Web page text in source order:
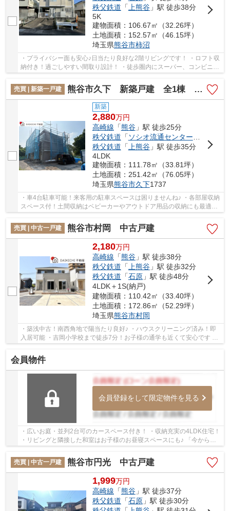
秩父鉄道 「 上熊谷」駅 徒歩38分
5K
建物面積：106.67㎡（32.26坪）
土地面積：152.57㎡（46.15坪）
埼玉県熊谷市柿沼
・プライバシー面も安心♪日当たり良好な2階リビングです！ ・ロフト収
納付き！過ごしやすい間取り設計！ ・徒歩圏内にスーパー、コンビニ、
ホームセンターが揃った便利な環境！ いつ...
売買 | 新築一戸建
熊谷市久下 新築戸建 全1棟 1号棟
新築
2,880万円
高崎線 「熊谷」駅 徒歩25分
秩父鉄道 「ソシオ流通センター
秩父鉄道 「 上熊谷」駅 徒歩35分
4LDK
建物面積：111.78㎡（33.81坪）
土地面積：251.42㎡（76.05坪）
埼玉県熊谷市久下1737
・車4台駐車可能！来客用の駐車スペースは困りませんね♪ ・各部屋収納
スペース付！土間収納はベビーカーやアウトドア用品の収納にも最適！
・広々したバルコニー効率よくお洗濯♪ 「今...
売買 | 中古一戸建
熊谷市村岡 中古戸建
2,180万円
高崎線 「熊谷」駅 徒歩38分
秩父鉄道 「上熊谷」駅 徒歩32分
秩父鉄道 「石原」駅 徒歩48分
4LDK＋1S(納戸)
建物面積：110.42㎡（33.40坪）
土地面積：172.86㎡（52.29坪）
埼玉県熊谷市村岡
・築浅中古！南西角地で陽当たり良好♪ ・ハウスクリーニング済み！即
入居可能 ・吉岡小学校まで徒歩7分！お子様の通学も近くて安心です い
会員物件
会員登録をして限定物件を見る
・広いお庭・並列2台可のカースペース付き！ ・収納充実の4LDK住宅！
・リビングと隣接した和室はお子様のお昼寝スペースにも♪ 「今から見
売買 | 中古一戸建
熊谷市円光 中古戸建
1,999万円
高崎線 「熊谷」駅 徒歩37分
秩父鉄道 「石原」駅 徒歩30分